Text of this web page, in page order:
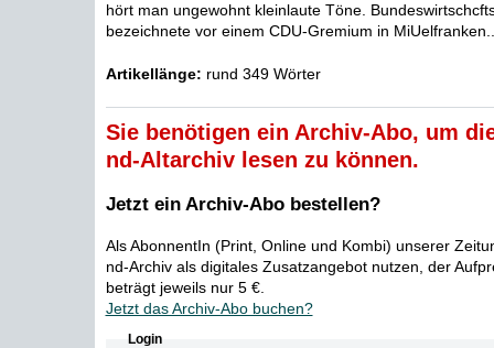
hört man ungewohnt kleinlaute Töne.
bezeichnete vor einem CDU-Gremium in
Artikellänge: rund 349 Wörter
Sie benötigen ein Archiv-Abo, um
nd-Altarchiv lesen zu können.
Jetzt ein Archiv-Abo bestellen?
Als AbonnentIn (Print, Online und Kombi) unserer
nd-Archiv als digitales Zusatzangebot nutzen, der
beträgt jeweils nur 5 €.
Jetzt das Archiv-Abo buchen?
Login